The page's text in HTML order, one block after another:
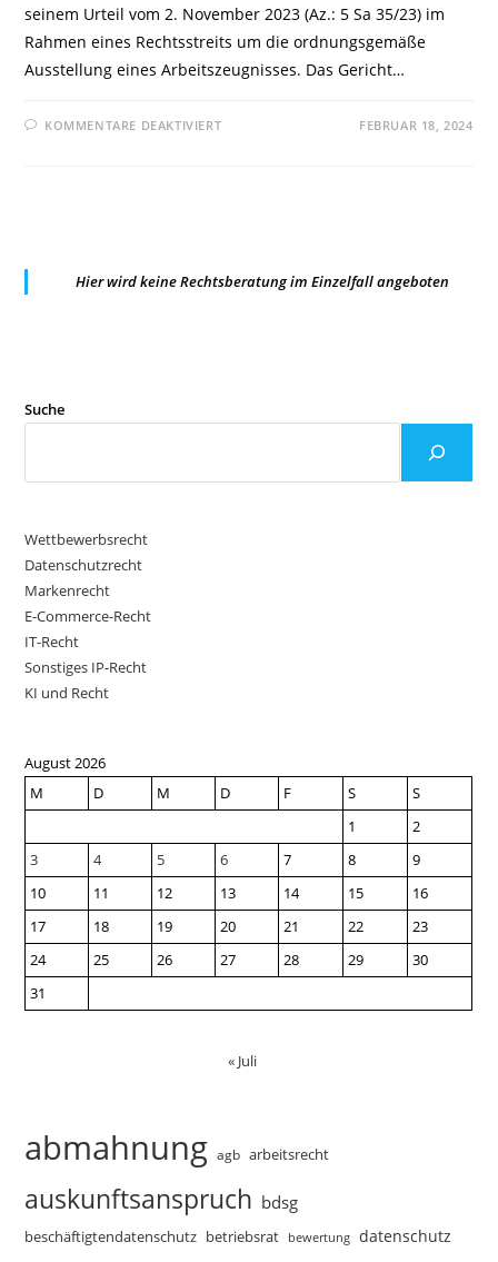
seinem Urteil vom 2. November 2023 (Az.: 5 Sa 35/23) im
Rahmen eines Rechtsstreits um die ordnungsgemäße
Ausstellung eines Arbeitszeugnisses. Das Gericht…
KOMMENTARE DEAKTIVIERTFÜR
VERSAND
FEBRUAR 18, 2024
Hier wird keine Rechtsberatung im Einzelfall angeboten
Suche
Wettbewerbsrecht
Datenschutzrecht
Markenrecht
E-Commerce-Recht
IT-Recht
Sonstiges IP-Recht
KI und Recht
August 2026
M
D M D F S
S
1
2
3
4 5 6 7 8
9
10
11 12 13 14 15
16
17
18 19 20 21 22
23
24
25 26 27 28 29
30
31
« Juli
abmahnung agb arbeitsrecht
auskunftsanspruch bdsg
beschäftigtendatenschutz betriebsrat bewertung datenschutz